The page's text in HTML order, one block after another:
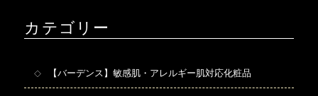
カテゴリー
【バーデンス】敏感肌・アレルギー肌対応化粧品